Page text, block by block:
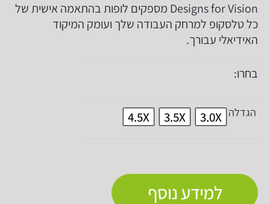
Designs for Vision מספקים לופות בהתאמה אישית של
כל טלסקופ למרחק העבודה שלך ועומק המיקוד
האידיאלי עבורך.
בחרו:
הגדלה 3.0X
3.5X
4.5X
למידע נוסף